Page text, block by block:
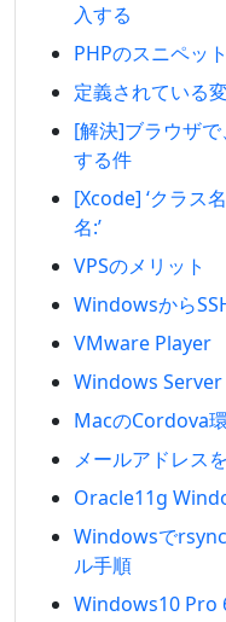
入する
PHPのスニペッ
定義されている
[解決]ブラウザ
する件
[Xcode] ‘クラス
名:’
VPSのメリット
Windowsから
VMware Player
Windows Server
MacのCordova
メールアドレス
Oracle11g
Windowsで
ル手順
Windows10 Pro